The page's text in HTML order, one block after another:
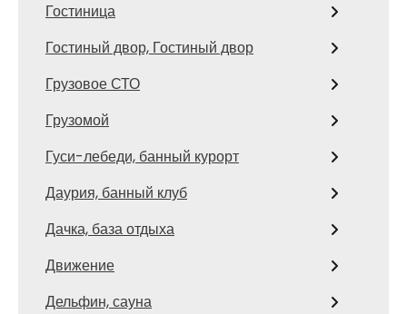
Гостиница
Гостиный двор, Гостиный двор
Грузовое СТО
Грузомой
Гуси-лебеди, банный курорт
Даурия, банный клуб
Дачка, база отдыха
Движение
Дельфин, сауна